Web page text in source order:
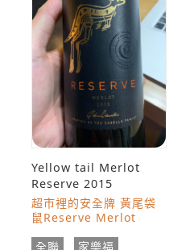
Yellow tail Merlot
Reserve 2015
超市裡的安全牌 黃尾袋
鼠Reserve Merlot
全聯
家樂福